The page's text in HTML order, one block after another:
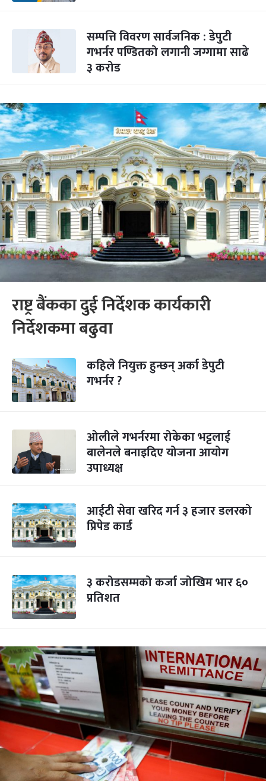
सम्पत्ति विवरण सार्वजनिक : डेपुटी
गभर्नर पण्डितको लगानी जग्गामा साढे
३ करोड
राष्ट्र बैंकका दुई निर्देशक कार्यकारी
निर्देशकमा बढुवा
कहिले नियुक्त हुन्छन् अर्का डेपुटी
गभर्नर ?
ओलीले गभर्नरमा रोकेका भट्टलाई
बालेनले बनाइदिए योजना आयोग
उपाध्यक्ष
आईटी सेवा खरिद गर्न ३ हजार डलरको
प्रिपेड कार्ड
३ करोडसम्मको कर्जा जोखिम भार ६०
प्रतिशत